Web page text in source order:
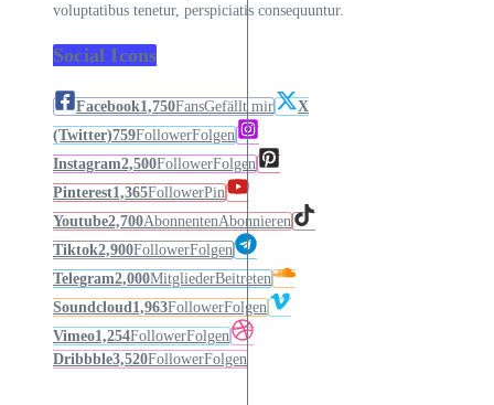
voluptatibus tenetur, perspiciatis consequuntur.
Social Icons
Facebook1,750FansGefällt mir
X
(Twitter)759FollowerFolgen
Instagram2,500FollowerFolgen
Pinterest1,365FollowerPin
Youtube2,700AbonnentenAbonnieren
Tiktok2,900FollowerFolgen
Telegram2,000MitgliederBeitreten
Soundcloud1,963FollowerFolgen
Vimeo1,254FollowerFolgen
Dribbble3,520FollowerFolgen